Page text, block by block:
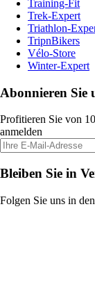
Training-Fit
Trek-Expert
Triathlon-
TripnBikers
Vélo-Store
Winter-Expert
Abonnieren Sie
Profitieren Sie von
anmelden
Bleiben Sie in
Folgen Sie uns in